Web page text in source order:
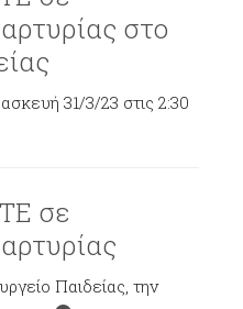
στο
31/3/23 στις 2:30
σε
Παιδείας, την